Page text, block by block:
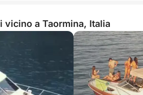
vicino a Taormina, Italia